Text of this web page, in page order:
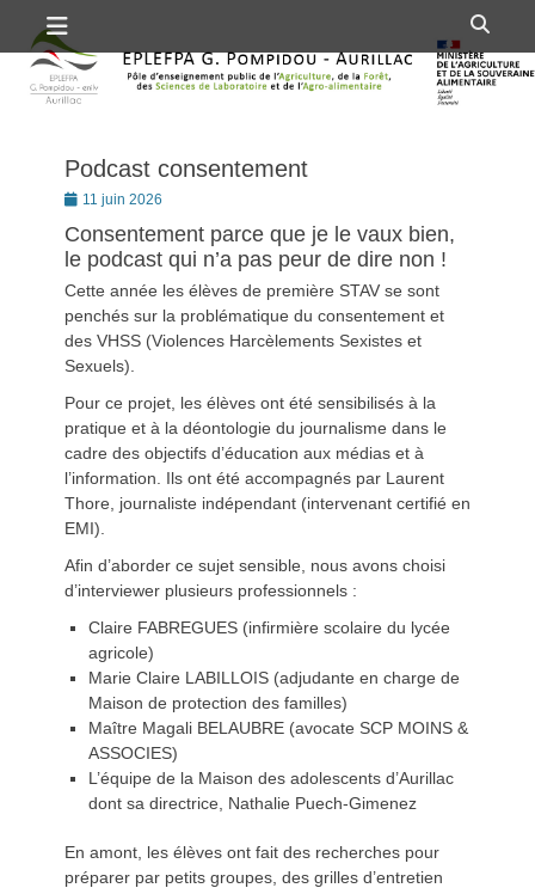
au
contenu
Premier menu
Podcast consentement
Posté11 juin 2026
Consentement parce que je le vaux bien,
le podcast qui n’a pas peur de dire non !
Cette année les élèves de première STAV se sont
penchés sur la problématique du consentement et
des VHSS (Violences Harcèlements Sexistes et
Sexuels).
Pour ce projet, les élèves ont été sensibilisés à la
pratique et à la déontologie du journalisme dans le
cadre des objectifs d’éducation aux médias et à
l’information. Ils ont été accompagnés par Laurent
Thore, journaliste indépendant (intervenant certifié en
EMI).
Afin d’aborder ce sujet sensible, nous avons choisi
d’interviewer plusieurs professionnels :
Claire FABREGUES (infirmière scolaire du lycée
agricole)
Marie Claire LABILLOIS (adjudante en charge de
Maison de protection des familles)
Maître Magali BELAUBRE (avocate SCP MOINS &
ASSOCIES)
L’équipe de la Maison des adolescents d’Aurillac
dont sa directrice, Nathalie Puech-Gimenez
En amont, les élèves ont fait des recherches pour
préparer par petits groupes, des grilles d’entretien